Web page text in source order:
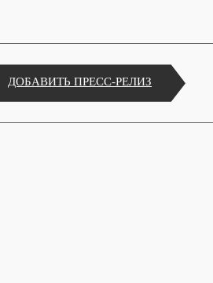
ДОБАВИТЬ ПРЕСС-РЕЛИЗ